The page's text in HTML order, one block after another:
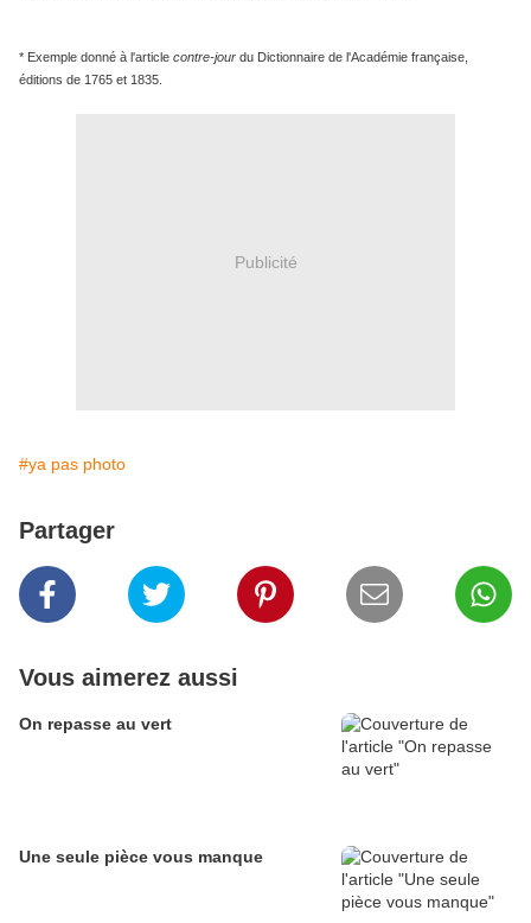
* Exemple donné à l'article contre-jour du Dictionnaire de l'Académie française,
éditions de 1765 et 1835.
Publicité
#ya pas photo
Partager
Vous aimerez aussi
On repasse au vert
Une seule pièce vous manque